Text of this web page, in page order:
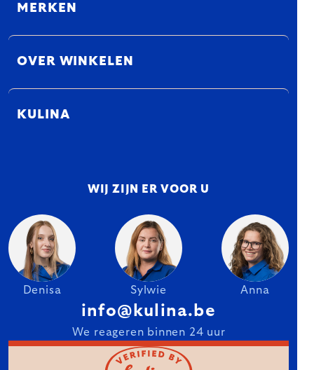
MERKEN
OVER WINKELEN
KULINA
WIJ ZIJN ER VOOR U
Denisa Sylwie Anna
info@kulina.be
We reageren binnen 24 uur